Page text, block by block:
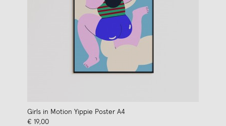
Girls in Motion Yippie Poster A4
€ 19,00